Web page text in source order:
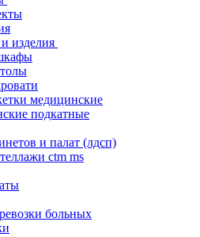
изделия
медицинские
подкатные
и палат (лдсп)
ctm ms
больных